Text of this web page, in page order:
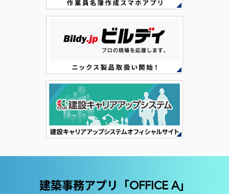
建築事務アプリ「OFFICE A」